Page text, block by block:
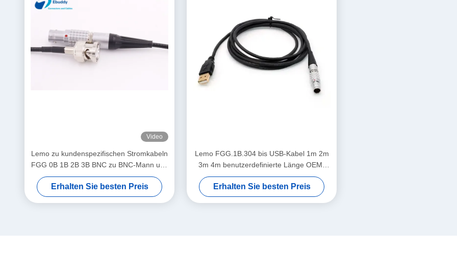
Video
Lemo zu kundenspezifischen Stromkabeln
FGG 0B 1B 2B 3B BNC zu BNC-Mann und
zum weiblichen Kabel
Erhalten Sie besten Preis
Lemo FGG.1B.304 bis USB-Kabel 1m 2m
3m 4m benutzerdefinierte Länge OEM-
Datenkabel
Erhalten Sie besten Preis